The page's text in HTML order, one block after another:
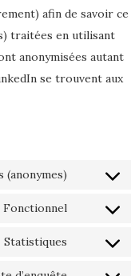
afin de savoir ce
traitées en utilisant
anonymisées autant
se trouvent aux
(anonymes)
Fonctionnel
Statistiques